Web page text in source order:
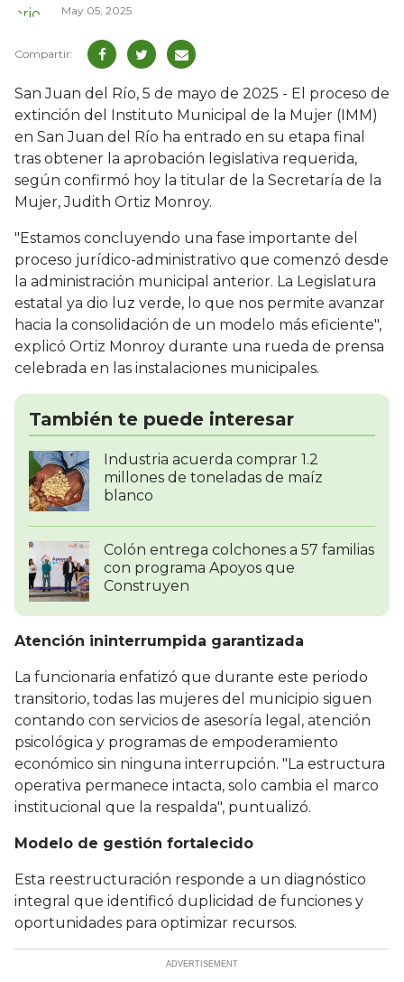
May 05, 2025
San Juan del Río, 5 de mayo de 2025 - El proceso de
extinción del Instituto Municipal de la Mujer (IMM)
en San Juan del Río ha entrado en su etapa final
tras obtener la aprobación legislativa requerida,
según confirmó hoy la titular de la Secretaría de la
Mujer, Judith Ortiz Monroy.
"Estamos concluyendo una fase importante del
proceso jurídico-administrativo que comenzó desde
la administración municipal anterior. La Legislatura
estatal ya dio luz verde, lo que nos permite avanzar
hacia la consolidación de un modelo más eficiente",
explicó Ortiz Monroy durante una rueda de prensa
celebrada en las instalaciones municipales.
También te puede interesar
Industria acuerda comprar 1.2
millones de toneladas de maíz
blanco
Colón entrega colchones a 57 familias
con programa Apoyos que
Construyen
Atención ininterrumpida garantizada
La funcionaria enfatizó que durante este periodo
transitorio, todas las mujeres del municipio siguen
contando con servicios de asesoría legal, atención
psicológica y programas de empoderamiento
económico sin ninguna interrupción. "La estructura
operativa permanece intacta, solo cambia el marco
institucional que la respalda", puntualizó.
Modelo de gestión fortalecido
Esta reestructuración responde a un diagnóstico
integral que identificó duplicidad de funciones y
oportunidades para optimizar recursos.